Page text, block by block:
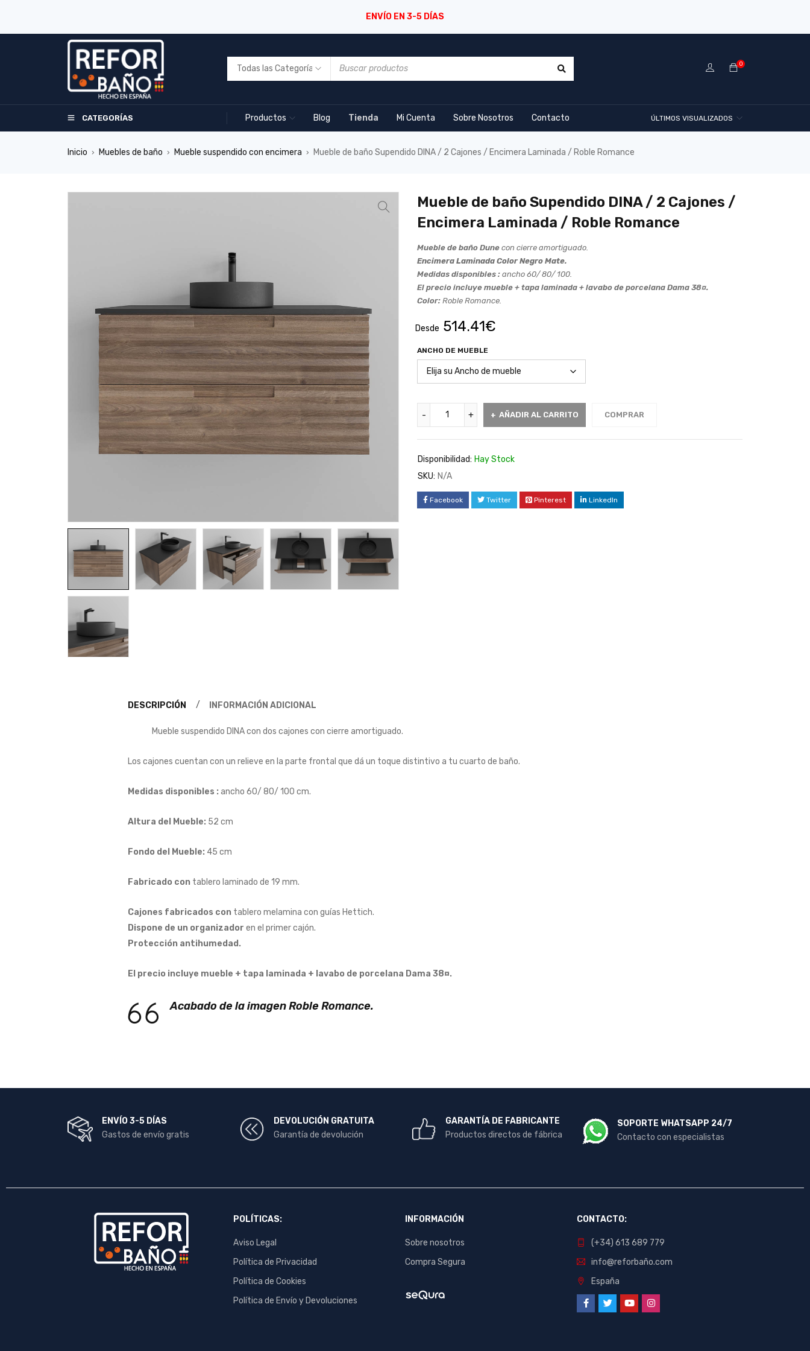
ENVÍO EN 3-5 DÍAS
0
CATEGORÍAS Productos Blog Tienda Mi Cuenta Sobre Nosotros Contacto ÚLTIMOS VISUALIZADOS
Inicio › Muebles de baño › Mueble suspendido con encimera › Mueble de baño Supendido DINA / 2 Cajones / Encimera Laminada / Roble Romance
Mueble de baño Supendido DINA / 2 Cajones /
Encimera Laminada / Roble Romance
Mueble de baño Dune con cierre amortiguado.
Encimera Laminada Color Negro Mate.
Medidas disponibles : ancho 60/ 80/ 100.
El precio incluye mueble + tapa laminada + lavabo de porcelana Dama 38¤.
Color: Roble Romance.
Desde 514.41€
ANCHO DE MUEBLE
AÑADIR AL CARRITO COMPRAR
Disponibilidad: Hay Stock
SKU: N/A
Facebook Twitter Pinterest LinkedIn
DESCRIPCIÓN INFORMACIÓN ADICIONAL
Mueble suspendido DINA con dos cajones con cierre amortiguado.
Los cajones cuentan con un relieve en la parte frontal que dá un toque distintivo a tu cuarto de baño.
Medidas disponibles : ancho 60/ 80/ 100 cm.
Altura del Mueble: 52 cm
Fondo del Mueble: 45 cm
Fabricado con tablero laminado de 19 mm.
Cajones fabricados con tablero melamina con guías Hettich.
Dispone de un organizador en el primer cajón.
Protección antihumedad.
El precio incluye mueble + tapa laminada + lavabo de porcelana Dama 38¤.
Acabado de la imagen Roble Romance.
ENVÍO 3-5 DÍAS
Gastos de envío gratis
DEVOLUCIÓN GRATUITA
Garantía de devolución
GARANTÍA DE FABRICANTE
Productos directos de fábrica
SOPORTE WHATSAPP 24/7
Contacto con especialistas
POLÍTICAS:
Aviso Legal
Política de Privacidad
Política de Cookies
Política de Envío y Devoluciones
INFORMACIÓN
Sobre nosotros
Compra Segura
CONTACTO:
(+34) 613 689 779
info@reforbaño.com
España